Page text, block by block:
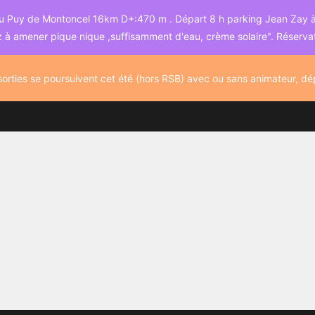
Puy de Montoncel 16km D+:470 m . Départ 8 h parking Jean
à amener pique nique ,suffisamment d'eau, crème solaire".
se poursuivent cet été (hors RSB) avec ou sans animateur,